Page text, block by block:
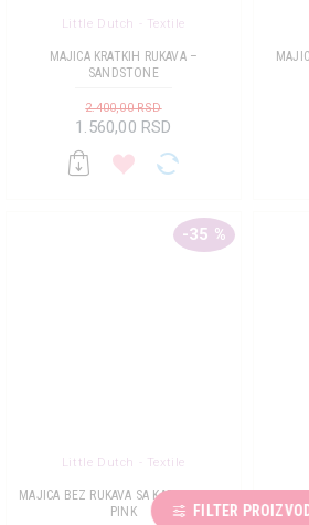
Little Dutch - Textile
MAJICA KRATKIH RUKAVA –
SANDSTONE
1.560,00 RSD
2.400,00 RSD
-35 %
Little Dutch - Textile
MAJICA BEZ RUKAVA SA KARNERIMA –
PINK
FILTER